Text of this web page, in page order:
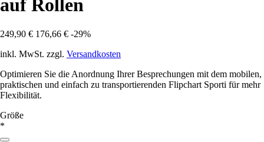
auf Rollen
249,90 € 176,66 € -29%
inkl. MwSt. zzgl. Versandkosten
Optimieren Sie die Anordnung Ihrer Besprechungen mit dem mobilen,
praktischen und einfach zu transportierenden Flipchart Sporti für mehr
Flexibilität.
Größe
*